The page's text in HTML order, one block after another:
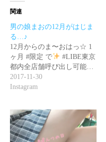
関連
男の娘まおの12月がはじま
る…♪
12月からのま〜おはっ☆ 1
ヶ月 #限定 で
#LIBE東京
都内全店舗呼び出し可能…
2017-11-30
Instagram